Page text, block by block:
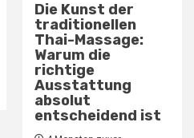
Warum
Trockenbau die
beste Wahl für
schnelle
Renovierungen ist
5 Monaten zuvor
Redakteure